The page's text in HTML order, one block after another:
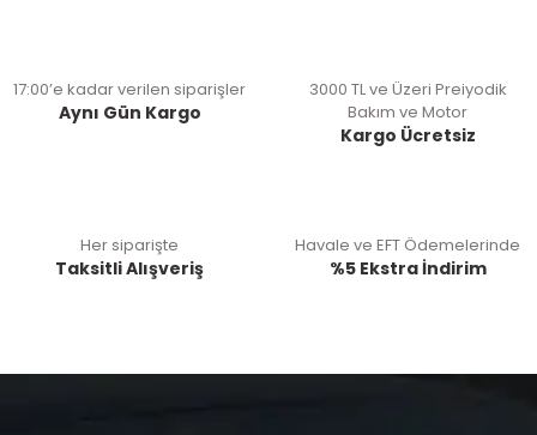
17:00’e kadar verilen siparişler
Aynı Gün Kargo
3000 TL ve Üzeri Preiyodik
Bakım ve Motor
Kargo Ücretsiz
Her siparişte
Taksitli Alışveriş
Havale ve EFT Ödemelerinde
%5 Ekstra İndirim